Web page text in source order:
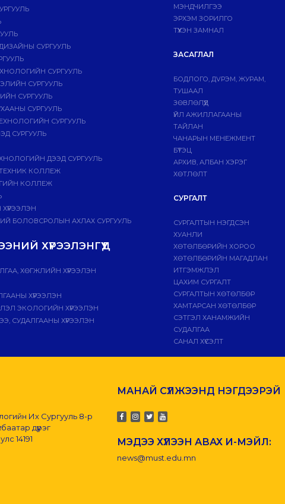
СУРГУУЛЬ
СУРГУУЛЬ
СУРГУУЛЬ
СУРГУУЛЬ
СУРГУУЛЬ
СУРГУУЛЬ
СУРГУУЛЬ
ДЭЭД СУРГУУЛЬ
КОЛЛЕЖ
КОЛЛЕЖ
БОЛОВСРОЛЫН АХЛАХ СУРГУУЛЬ
ХҮРЭЭЛЭНГҮҮД
ХӨГЖЛИЙН ХҮРЭЭЛЭН
ХҮРЭЭЛЭН
ЭКОЛОГИЙН ХҮРЭЭЛЭН
СУДАЛГААНЫ ХҮРЭЭЛЭН
МЭНДЧИЛГЭЭ
ЭРХЭМ ЗОРИЛГО
ТҮҮХЭН ЗАМНАЛ
ЗАСАГЛАЛ
БОДЛОГО, ДVРЭМ, ЖУРАМ,
ТУШААЛ
ЗӨВЛӨЛҮҮД
ҮЙЛ АЖИЛЛАГААНЫ
ТАЙЛАН
ЧАНАРЫН МЕНЕЖМЕНТ
БҮТЭЦ
АРХИВ, АЛБАН ХЭРЭГ
ХӨТЛӨЛТ
СУРГАЛТ
СУРГАЛТЫН НЭГДСЭН
ХУАНЛИ
ХӨТӨЛБӨРИЙН ХОРОО
ХӨТӨЛБӨРИЙН МАГАДЛАН
ИТГЭМЖЛЭЛ
ЦАХИМ СУРГАЛТ
СУРГАЛТЫН ХӨТӨЛБӨР
ХАМТАРСАН ХӨТӨЛБӨР
СЭТГЭЛ ХАНАМЖИЙН
СУДАЛГАА
САНАЛ ХҮСЭЛТ
Их Сургууль 8-р
дүүрэг
14191
МАНАЙ СҮЛЖЭЭНД НЭГДЭЭРЭЙ
МЭДЭЭ ХҮЛЭЭН АВАХ И-МЭЙЛ:
news@must.edu.mn